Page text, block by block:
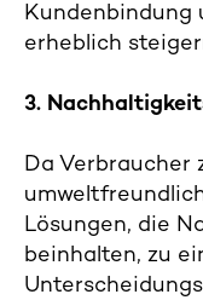
Kundenbindung
erheblich
3.
Da Verbraucher
Lösungen, die
beinhalten, zu